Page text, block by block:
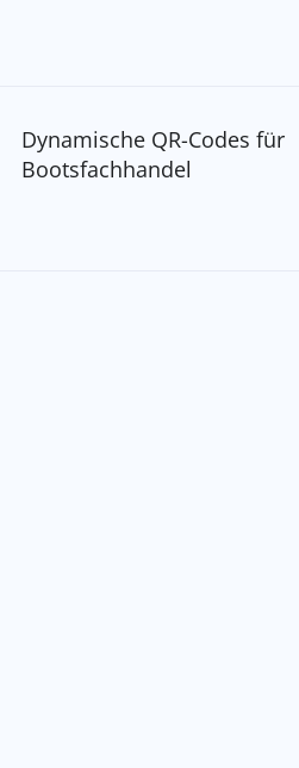
Dynamische QR-Codes für
Bootsfachhandel